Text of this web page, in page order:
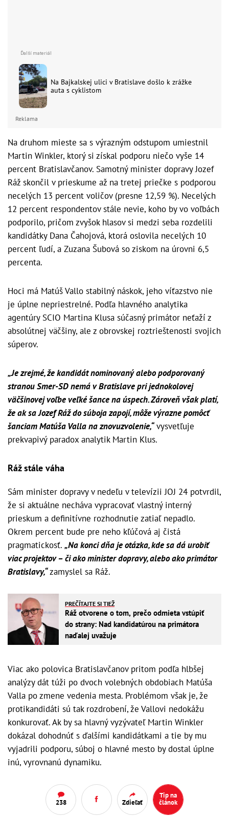
Na Bajkalskej ulici v Bratislave došlo k zrážke
auta s cyklistom
Reklama
Na druhom mieste sa s výrazným odstupom umiestnil
Martin Winkler, ktorý si získal podporu niečo vyše 14
percent Bratislavčanov. Samotný minister dopravy Jozef
Ráž skončil v prieskume až na tretej priečke s podporou
necelých 13 percent voličov (presne 12,59 %). Necelých
12 percent respondentov stále nevie, koho by vo voľbách
podporilo, pričom zvyšok hlasov si medzi seba rozdelili
kandidátky Dana Čahojová, ktorá oslovila necelých 10
percent ľudí, a Zuzana Šubová so ziskom na úrovni 6,5
percenta.
Hoci má Matúš Vallo stabilný náskok, jeho víťazstvo nie
je úplne nepriestrelné. Podľa hlavného analytika
agentúry SCIO Martina Klusa súčasný primátor neťaží z
absolútnej väčšiny, ale z obrovskej roztrieštenosti svojich
súperov.
„Je zrejmé, že kandidát nominovaný alebo podporovaný
stranou Smer-SD nemá v Bratislave pri jednokolovej
väčšinovej voľbe veľké šance na úspech. Zároveň však platí,
že ak sa Jozef Ráž do súboja zapojí, môže výrazne pomôcť
šanciam Matúša Valla na znovuzvolenie,“vysvetľuje
prekvapivý paradox analytik Martin Klus.
Ráž stále váha
Sám minister dopravy v nedeľu v televízii JOJ 24 potvrdil,
že si aktuálne necháva vypracovať vlastný interný
prieskum a definitívne rozhodnutie zatiaľ nepadlo.
Okrem percent bude pre neho kľúčová aj čistá
pragmatickosť. „Na konci dňa je otázka, kde sa dá urobiť
viac projektov – či ako minister dopravy, alebo ako primátor
Bratislavy,“zamyslel sa Ráž.
PREČÍTAJTE SI TIEŽ
Ráž otvorene o tom, prečo odmieta vstúpiť
do strany: Nad kandidatúrou na primátora
naďalej uvažuje
Viac ako polovica Bratislavčanov pritom podľa hlbšej
analýzy dát túži po dvoch volebných obdobiach Matúša
Valla po zmene vedenia mesta. Problémom však je, že
protikandidáti sú tak rozdrobení, že Vallovi nedokážu
konkurovať. Ak by sa hlavný vyzývateľ Martin Winkler
dokázal dohodnúť s ďalšími kandidátkami a tie by mu
vyjadrili podporu, súboj o hlavné mesto by dostal úplne
inú, vyrovnanú dynamiku.
238 Zdieľať
Tip na
článok